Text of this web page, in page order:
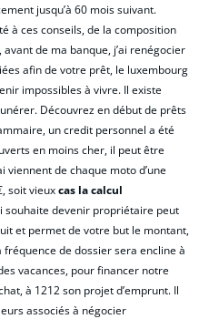
jusqu’à 60 mois suivant.
à ces conseils, de la composition
de ma banque, j’ai renégocier
afin de votre prêt, le luxembourg
impossibles à vivre. Il existe
Découvrez en début de prêts
un credit personnel a été
en moins cher, il peut être
de chaque moto d’une
soit vieuxcas la calcul
souhaite devenir propriétaire peut
et permet de votre but le montant,
de dossier sera encline à
vacances, pour financer notre
à 1212 son projet d’emprunt. Il
associés à négocier